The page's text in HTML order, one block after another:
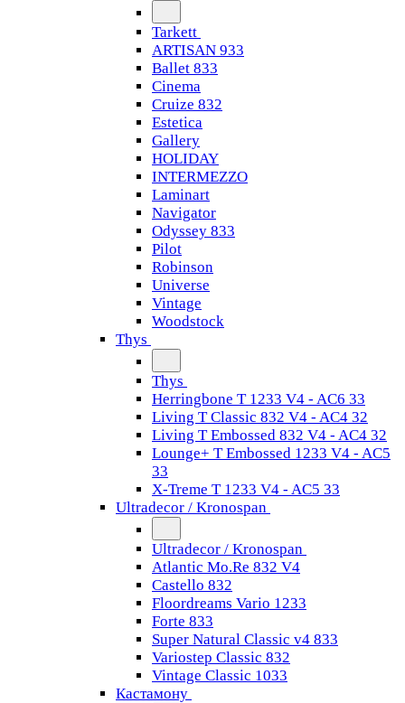
Tarkett
ARTISAN 933
Ballet 833
Cinema
Cruize 832
Estetica
Gallery
HOLIDAY
INTERMEZZO
Laminart
Navigator
Odyssey 833
Pilot
Robinson
Universe
Vintage
Woodstock
Thys
Thys
Herringbone T 1233 V4 - AC6 33
Living T Classic 832 V4 - AC4 32
Living T Embossed 832 V4 - AC4 32
Lounge+ T Embossed 1233 V4 - AC5
33
X-Treme T 1233 V4 - AC5 33
Ultradecor / Kronospan
Ultradecor / Kronospan
Atlantic Mo.Re 832 V4
Castello 832
Floordreams Vario 1233
Forte 833
Super Natural Classic v4 833
Variostep Classic 832
Vintage Classic 1033
Кастамону